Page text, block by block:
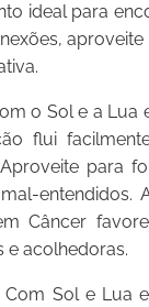
ideal para
aproveite
o Sol e a Lua
flui
para
entendidos.
Câncer
e acolhedoras.
Com Sol e Lua